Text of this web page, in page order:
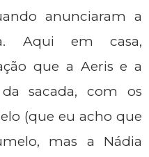
anunciaram a
Aqui em casa,
que a Aeris e a
sacada, com os
(que eu acho que
mas a Nádia